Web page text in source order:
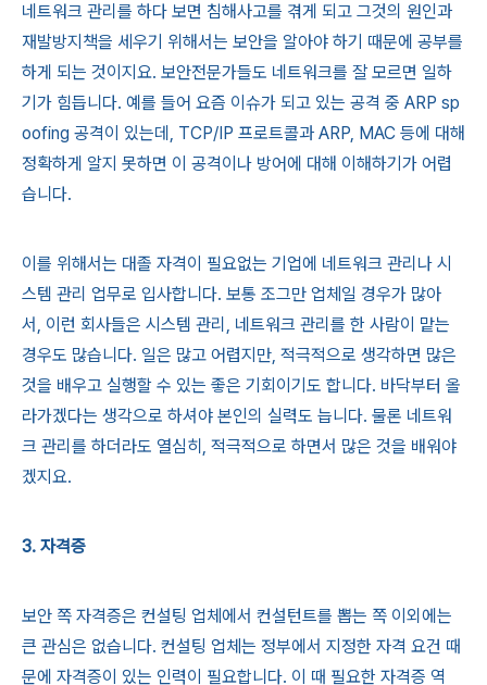
네트워크 관리를 하다 보면 침해사고를 겪게 되고 그것의 원인과
재발방지책을 세우기 위해서는 보안을 알아야 하기 때문에 공부를
하게 되는 것이지요. 보안전문가들도 네트워크를 잘 모르면 일하
기가 힘듭니다. 예를 들어 요즘 이슈가 되고 있는 공격 중 ARP sp
oofing 공격이 있는데, TCP/IP 프로트콜과 ARP, MAC 등에 대해
정확하게 알지 못하면 이 공격이나 방어에 대해 이해하기가 어렵
습니다.
이를 위해서는 대졸 자격이 필요없는 기업에 네트워크 관리나 시
스템 관리 업무로 입사합니다. 보통 조그만 업체일 경우가 많아
서, 이런 회사들은 시스템 관리, 네트워크 관리를 한 사람이 맡는
경우도 많습니다. 일은 많고 어렵지만, 적극적으로 생각하면 많은
것을 배우고 실행할 수 있는 좋은 기회이기도 합니다. 바닥부터 올
라가겠다는 생각으로 하셔야 본인의 실력도 늡니다. 물론 네트워
크 관리를 하더라도 열심히, 적극적으로 하면서 많은 것을 배워야
겠지요.
3. 자격증
보안 쪽 자격증은 컨설팅 업체에서 컨설턴트를 뽑는 쪽 이외에는
큰 관심은 없습니다. 컨설팅 업체는 정부에서 지정한 자격 요건 때
문에 자격증이 있는 인력이 필요합니다. 이 때 필요한 자격증 역